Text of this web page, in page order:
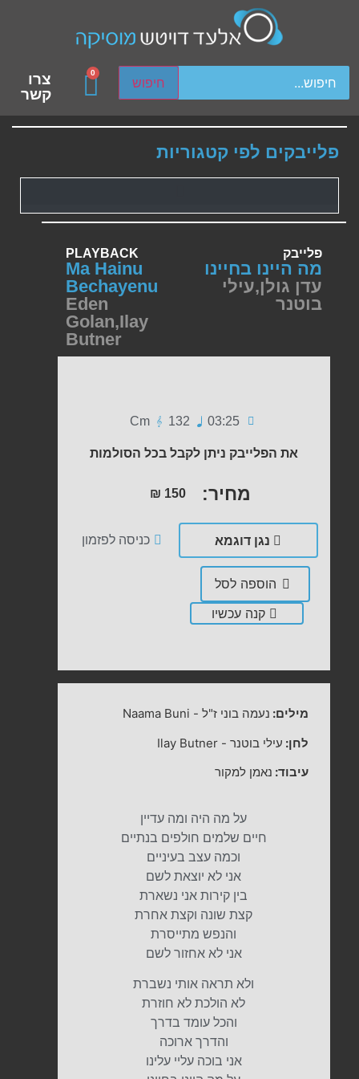
חיפוש
device users, explore by touch or with swipe gestures.
0
צרו
קשר
פלייבקים לפי קטגוריות
פלייבק
מה היינו בחיינו
עדן גולן,עילי
בוטנר
PLAYBACK
Ma Hainu
Bechayenu
Eden
Golan,Ilay
Butner
03:25
132
Cm
את הפלייבק ניתן לקבל בכל הסולמות
מחיר: ₪ 150
נגן דוגמא כניסה לפזמון
הוספה לסל
קנה עכשיו
מילים: נעמה בוני ז"ל -
Naama Buni
לחן: עילי בוטנר -
Ilay Butner
עיבוד: נאמן למקור
על מה היה ומה עדיין
חיים שלמים חולפים בנתיים
וכמה עצב בעיניים
אני לא יוצאת לשם
בין קירות אני נשארת
קצת שונה וקצת אחרת
והנפש מתייסרת
אני לא אחזור לשם
ולא תראה אותי נשברת
לא הולכת לא חוזרת
והכל עומד בדרך
והדרך ארוכה
אני בוכה עליי עלינו